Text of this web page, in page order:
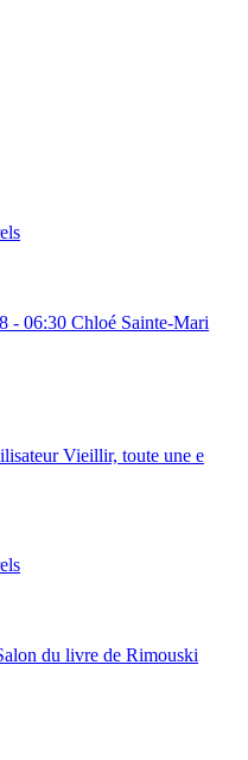
- 06:30 Chloé Sainte-Mari
Vieillir, toute une e
du livre de Rimouski